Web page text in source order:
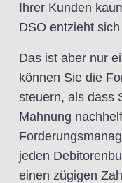
Ihrer Kunden
DSO entzieht
Das ist aber nur
können Sie die
steuern, als dass
Mahnung
jeden
einen zügigen